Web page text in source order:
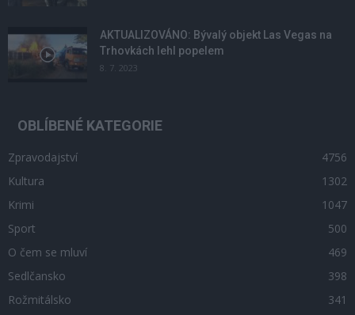
AKTUALIZOVÁNO: Bývalý objekt Las Vegas na
Trhovkách lehl popelem
8. 7. 2023
OBLÍBENÉ KATEGORIE
Zpravodajství
4756
Kultura
1302
Krimi
1047
Sport
500
O čem se mluví
469
Sedlčansko
398
Rožmitálsko
341